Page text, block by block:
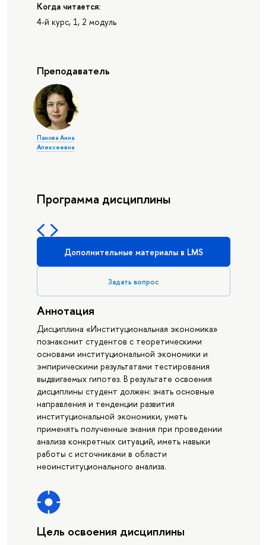
Когда читается:
4-й курс, 1, 2 модуль
Преподаватель
Панова Анна
Алексеевна
Программа дисциплины
Дополнительные материалы в LMS
Задать вопрос
Аннотация
Дисциплина «Институциональная экономика»
познакомит студентов с теоретическими
основами институциональной экономики и
эмпирическими результатами тестирования
выдвигаемых гипотез. В результате освоения
дисциплины студент должен: знать основные
направления и тенденции развития
институциональной экономики, уметь
применять полученные знания при проведении
анализа конкретных ситуаций, иметь навыки
работы с источниками в области
неоинституционального анализа.
Цель освоения дисциплины